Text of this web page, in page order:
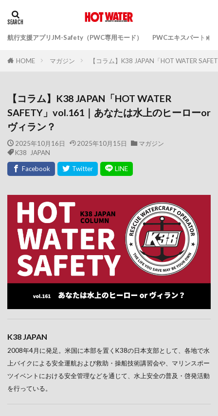
航行支援アプリJM-Safety（PWC専用モード） PWCエキスパートガ
HOME マガジン 【コラム】K38 JAPAN「HOT WATER
【コラム】K38 JAPAN「HOT WATER
SAFETY」vol.161｜あなたは水上のヒーローor
ヴィラン？
2025年10月16日 2025年10月15日
マガジン
K38 JAPAN
K38 JAPAN
2008年4月に発足。米国に本部を置くK38の日本支部として、各地で水
上バイクによる安全運航および救助・操船技術講習会や、マリンスポー
ツイベントにおける安全管理などを通じて、水上安全の普及・啓発活動
を行っている。